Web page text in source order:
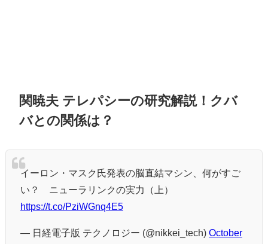
関暁夫 テレパシーの研究解説！クバ
バとの関係は？
イーロン・マスク氏発表の脳直結マシン、何がすご
い？ ニューラリンクの実力（上）
https://t.co/PziWGnq4E5
— 日経電子版 テクノロジー (@nikkei_tech) October